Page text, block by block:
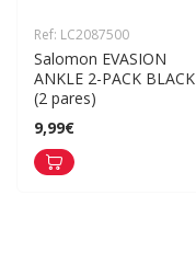
Ref: LC2087500
Salomon EVASION
ANKLE 2-PACK BLACK
(2 pares)
9,99€